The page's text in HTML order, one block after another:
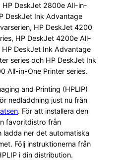
HP DeskJet 2800e All-in-
DeskJet Ink Advantage
HP DeskJet 4200
HP DeskJet 4200e All-
HP DeskJet Ink Advantage
series och HP DeskJet Ink
All-in-One Printer series.
and Printing (HPLIP)
nedladdning just nu från
. För att installera den
favoritdistro från
ladda ner det automatiska
Följ instruktionerna från
i din distribution.